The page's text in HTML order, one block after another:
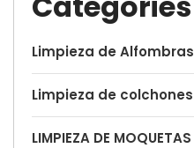
Limpieza de Alfombras
Limpieza de colchones
LIMPIEZA DE MOQUETAS